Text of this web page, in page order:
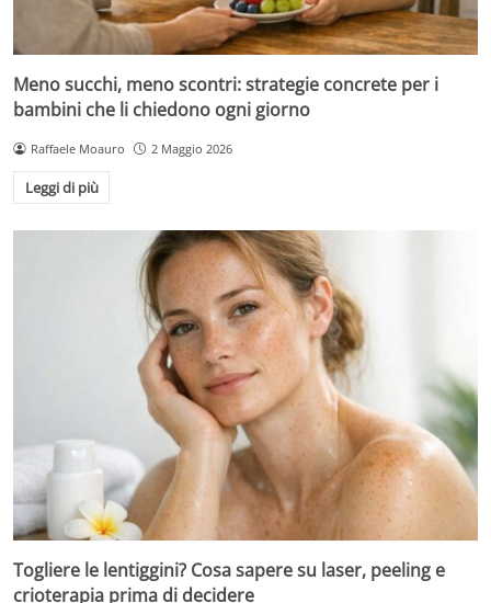
Meno succhi, meno scontri: strategie concrete per i
bambini che li chiedono ogni giorno
Raffaele Moauro 2 Maggio 2026
Leggi di più
Togliere le lentiggini? Cosa sapere su laser, peeling e
crioterapia prima di decidere